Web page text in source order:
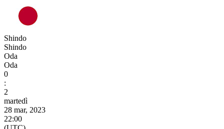
Shindo
Shindo
Oda
Oda
0
:
2
martedì
28 mar, 2023
22:00